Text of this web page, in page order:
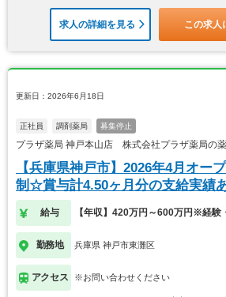
求人の詳細を見る この求人
更新日：2026年6月18日
正社員 調剤薬局 募集停止
プラザ薬局 神戸本山店 株式会社プラザ薬局の
【兵庫県神戸市】2026年4月オー
制☆賞与計4.50ヶ月分の支給実績
給与 【年収】420万円～600万円※経験
勤務地 兵庫県 神戸市東灘区
アクセス ※お問い合わせください